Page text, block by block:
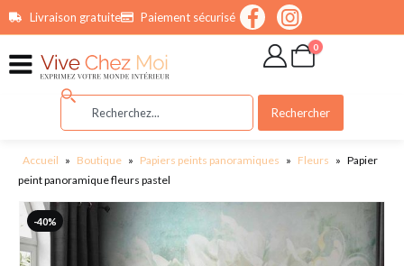
principalLivraison gratuite Paiement sécurisé
0
Rechercher
Accueil » Boutique » Papiers peints panoramiques » Fleurs » Papier
peint panoramique fleurs pastel
-40%